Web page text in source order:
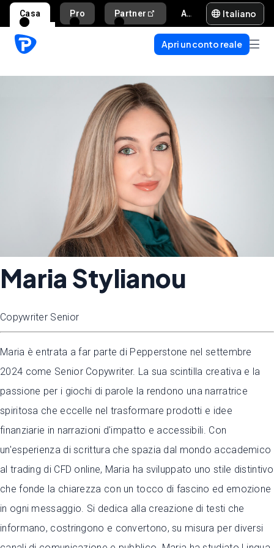
Casa Pro Partner Aiuto e supporto Italiano
Apri un conto reale
Maria Stylianou
Copywriter Senior
Maria è entrata a far parte di Pepperstone nel settembre
2024 come Senior Copywriter. La sua scintilla creativa e la
passione per i giochi di parole la rendono una narratrice
spiritosa che eccelle nel trasformare prodotti e idee
finanziarie in narrazioni d'impatto e accessibili. Con
un'esperienza di scrittura che spazia dal mondo accademico
al trading di CFD online, Maria ha sviluppato uno stile distintivo
che fonde la chiarezza con un tocco di fascino ed emozione
in ogni messaggio. Si dedica alla creazione di testi che
informano, costringono e convertono, su misura per diversi